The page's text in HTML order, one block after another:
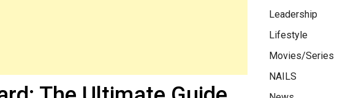
Leadership
Lifestyle
Movies/Series
NAILS